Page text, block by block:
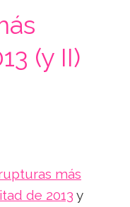
(y II)
más
de 2013 y